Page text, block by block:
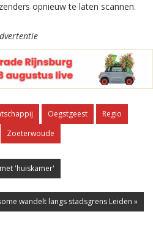
opnieuw te laten scannen.
Oegstgeest
Regio
Zoeterwoude
'huiskamer'
wandelt langs stadsgrens Leiden »